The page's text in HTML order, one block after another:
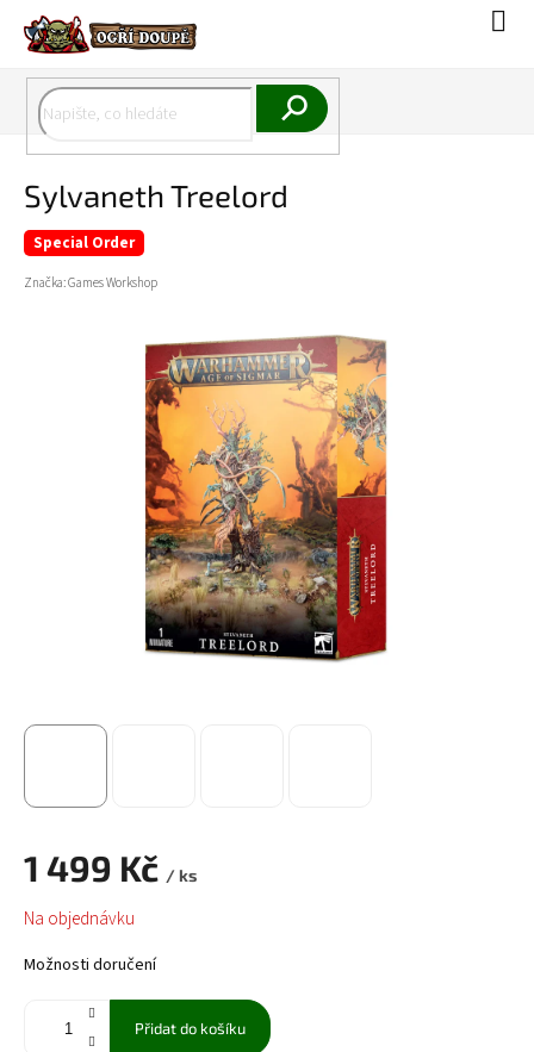
obsah
Sylvaneth Treelord
Special Order
Značka:Games Workshop
1 499 Kč / ks
Měrná
cena:
Na objednávku
Možnosti doručení
Přidat do košíku